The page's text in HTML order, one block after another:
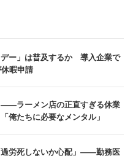
デー」は普及するか 導入企業で
暇申請
――ラーメン店の正直すぎる休業
俺たちに必要なメンタル」
過労死しないか心配」――勤務医